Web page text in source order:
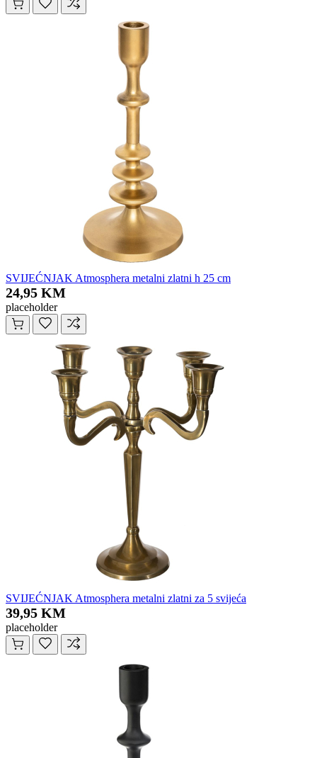
SVIJEĆNJAK Atmosphera metalni zlatni h 25 cm
24,95 KM
placeholder
SVIJEĆNJAK Atmosphera metalni zlatni za 5 svijeća
39,95 KM
placeholder